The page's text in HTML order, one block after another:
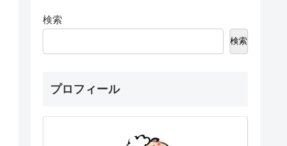
検索
検索
プロフィール